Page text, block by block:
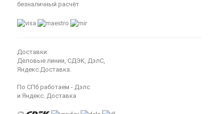
безналичный расчёт
Доставки:
Деловые линии, СДЭК, ДэлС,
Яндекс.Доставка.
По СПб работаем - Дэлс
и Яндекс. Доставка